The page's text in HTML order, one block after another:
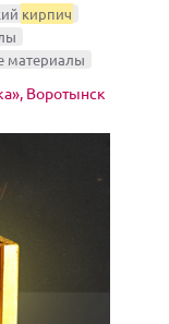
кирпич
материалы
Воротынск